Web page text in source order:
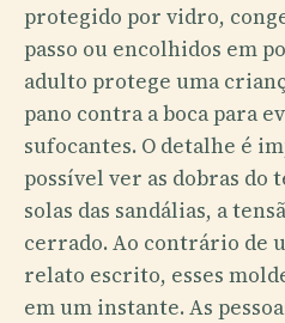
protegido por vidro,
passo ou encolhidos em
adulto protege uma
pano contra a boca para
sufocantes. O detalhe é
possível ver as dobras do
solas das sandálias, a
cerrado. Ao contrário de
relato escrito, esses
em um instante. As